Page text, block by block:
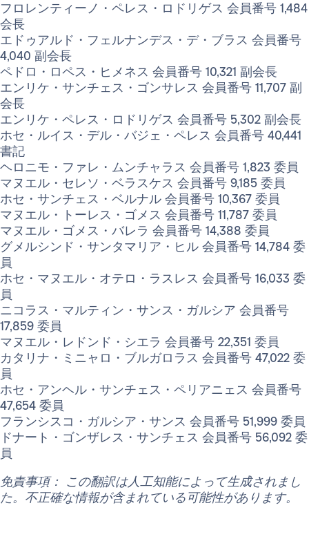
フロレンティーノ・ペレス・ロドリゲス 会員番号 1,484
会長
エドゥアルド・フェルナンデス・デ・ブラス 会員番号
4,040 副会長
ペドロ・ロペス・ヒメネス 会員番号 10,321 副会長
エンリケ・サンチェス・ゴンサレス 会員番号 11,707 副
会長
エンリケ・ペレス・ロドリゲス 会員番号 5,302 副会長
ホセ・ルイス・デル・バジェ・ペレス 会員番号 40,441
書記
ヘロニモ・ファレ・ムンチャラス 会員番号 1,823 委員
マヌエル・セレソ・ベラスケス 会員番号 9,185 委員
ホセ・サンチェス・ベルナル 会員番号 10,367 委員
マヌエル・トーレス・ゴメス 会員番号 11,787 委員
マヌエル・ゴメス・バレラ 会員番号 14,388 委員
グメルシンド・サンタマリア・ヒル 会員番号 14,784 委
員
ホセ・マヌエル・オテロ・ラスレス 会員番号 16,033 委
員
ニコラス・マルティン・サンス・ガルシア 会員番号
17,859 委員
マヌエル・レドンド・シエラ 会員番号 22,351 委員
カタリナ・ミニャロ・ブルガロラス 会員番号 47,022 委
員
ホセ・アンヘル・サンチェス・ペリアニェス 会員番号
47,654 委員
フランシスコ・ガルシア・サンス 会員番号 51,999 委員
ドナート・ゴンザレス・サンチェス 会員番号 56,092 委
員
免責事項： この翻訳は人工知能によって生成されまし
た。不正確な情報が含まれている可能性があります。